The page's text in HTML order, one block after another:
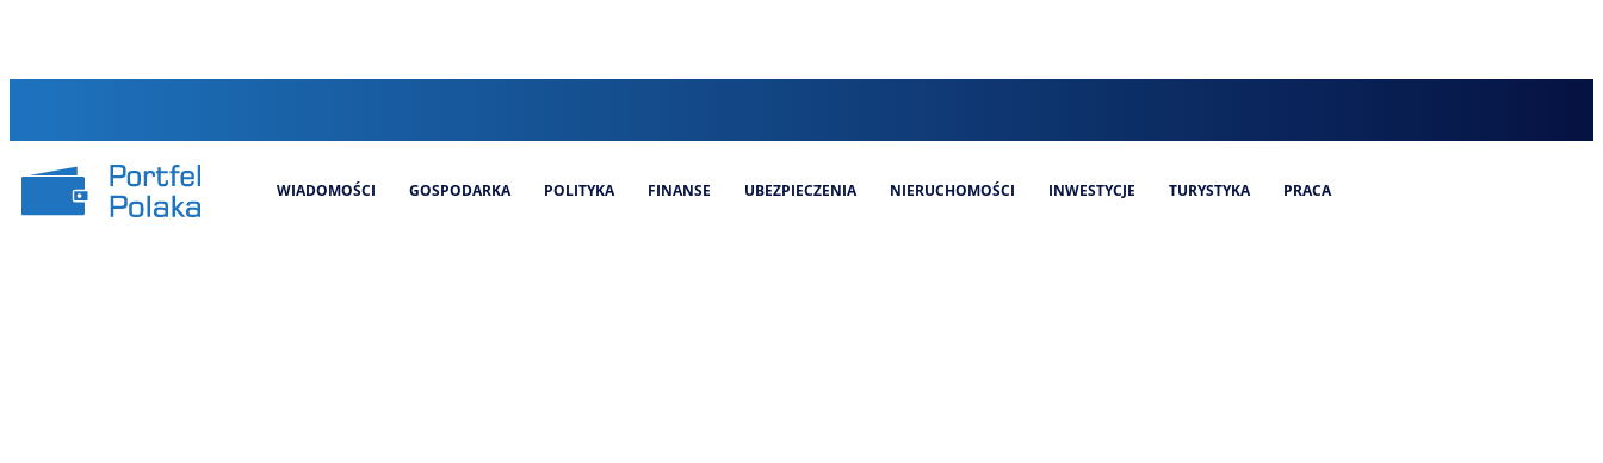
WIADOMOŚCI GOSPODARKA POLITYKA FINANSE UBEZPIECZENIA NIERUCHOMOŚCI INWESTYCJE TURYSTYKA PRACA